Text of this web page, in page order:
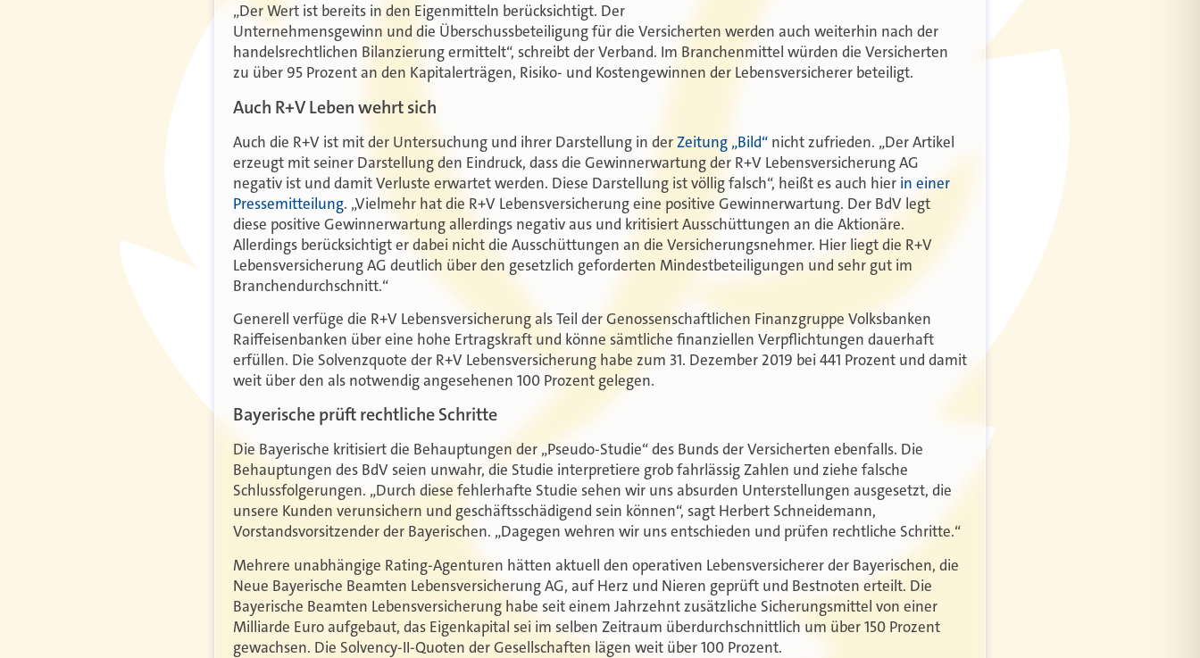
„Der Wert ist bereits in den Eigenmitteln berücksichtigt. Der
Unternehmensgewinn und die Überschussbeteiligung für die Versicherten werden auch weiterhin nach der
handelsrechtlichen Bilanzierung ermittelt“, schreibt der Verband. Im Branchenmittel würden die Versicherten
zu über 95 Prozent an den Kapitalerträgen, Risiko- und Kostengewinnen der Lebensversicherer beteiligt.
Auch R+V Leben wehrt sich
Auch die R+V ist mit der Untersuchung und ihrer Darstellung in derZeitung „Bild“ nicht zufrieden. „Der Artikel
erzeugt mit seiner Darstellung den Eindruck, dass die Gewinnerwartung der R+V Lebensversicherung AG
negativ ist und damit Verluste erwartet werden. Diese Darstellung ist völlig falsch“, heißt es auch hier in einer
Pressemitteilung. „Vielmehr hat die R+V Lebensversicherung eine positive Gewinnerwartung. Der BdV legt
diese positive Gewinnerwartung allerdings negativ aus und kritisiert Ausschüttungen an die Aktionäre.
Allerdings berücksichtigt er dabei nicht die Ausschüttungen an die Versicherungsnehmer. Hier liegt die R+V
Lebensversicherung AG deutlich über den gesetzlich geforderten Mindestbeteiligungen und sehr gut im
Branchendurchschnitt.“
Generell verfüge die R+V Lebensversicherung als Teil der Genossenschaftlichen Finanzgruppe Volksbanken
Raiffeisenbanken über eine hohe Ertragskraft und könne sämtliche finanziellen Verpflichtungen dauerhaft
erfüllen. Die Solvenzquote der R+V Lebensversicherung habe zum 31. Dezember 2019 bei 441 Prozent und damit
weit über den als notwendig angesehenen 100 Prozent gelegen.
Bayerische prüft rechtliche Schritte
Die Bayerische kritisiert die Behauptungen der „Pseudo-Studie“ des Bunds der Versicherten ebenfalls. Die
Behauptungen des BdV seien unwahr, die Studie interpretiere grob fahrlässig Zahlen und ziehe falsche
Schlussfolgerungen. „Durch diese fehlerhafte Studie sehen wir uns absurden Unterstellungen ausgesetzt, die
unsere Kunden verunsichern und geschäftsschädigend sein können“, sagt Herbert Schneidemann,
Vorstandsvorsitzender der Bayerischen. „Dagegen wehren wir uns entschieden und prüfen rechtliche Schritte.“
Mehrere unabhängige Rating-Agenturen hätten aktuell den operativen Lebensversicherer der Bayerischen, die
Neue Bayerische Beamten Lebensversicherung AG, auf Herz und Nieren geprüft und Bestnoten erteilt. Die
Bayerische Beamten Lebensversicherung habe seit einem Jahrzehnt zusätzliche Sicherungsmittel von einer
Milliarde Euro aufgebaut, das Eigenkapital sei im selben Zeitraum überdurchschnittlich um über 150 Prozent
gewachsen. Die Solvency-II-Quoten der Gesellschaften lägen weit über 100 Prozent.